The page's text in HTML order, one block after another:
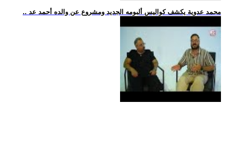
.. محمد عدوية يكشف كواليس ألبومه الجديد ومشروع عن والده أحمد عد